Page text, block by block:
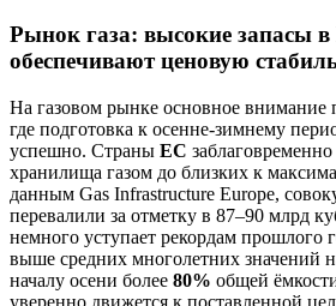
Рынок газа: высокие запасы в
обеспечивают ценовую
На газовом рынке основное внимание
где подготовка к осенне-зимнему
успешно. Страны ЕС
хранилища газом до близких к
данным Gas Infrastructure Europe,
перевалили за отметку в 87–90 млрд
немного уступает рекордам прошлого
выше средних многолетних значений
началу осени более 80% общей